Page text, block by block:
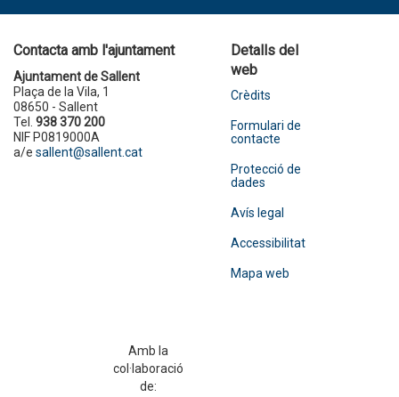
Contacta amb l'ajuntament
Ajuntament de Sallent
Plaça de la Vila, 1
08650 - Sallent
Tel. 938 370 200
NIF P0819000A
a/e sallent@sallent.cat
Detalls del
web
Crèdits
Formulari de
contacte
Protecció de
dades
Avís legal
Accessibilitat
Mapa web
Amb la
col·laboració
de: